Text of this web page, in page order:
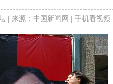
| 来源：中国新闻网 | 手机看视频